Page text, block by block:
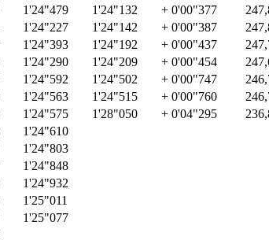
1'24"479 1'24"132 + 0'00"377
1'24"227 1'24"142 + 0'00"387
1'24"393 1'24"192 + 0'00"437
1'24"290 1'24"209 + 0'00"454
1'24"592 1'24"502 + 0'00"747
1'24"563 1'24"515 + 0'00"760
1'24"575 1'28"050 + 0'04"295
1'24"610
1'24"803
1'24"848
1'24"932
1'25"011
1'25"077